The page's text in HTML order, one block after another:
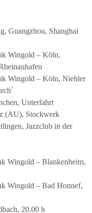
Guangzhou, Shanghai
Wingold – Köln,
Wingold – Köln, Niehler
Unterfahrt
(AU), Stockwerk
Jazzclub in der
Wingold – Blankenheim,
Wingold – Bad Honnef,
20.00 h